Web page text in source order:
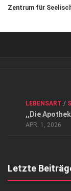
Zentrum für
Top Magazin
LEBENSART /
,,Die
APR. 1, 2026
Letzte